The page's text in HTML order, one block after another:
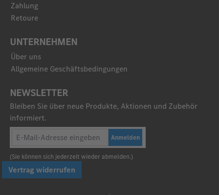
Zahlung
Retoure
UNTERNEHMEN
Über uns
Allgemeine Geschäftsbedingungen
NEWSLETTER
Bleiben Sie über neue Produkte, Aktionen und Zubehör
informiert.
Anmelden
(Sie können sich jederzeit wieder abmelden.)
Vertrag widerrufen